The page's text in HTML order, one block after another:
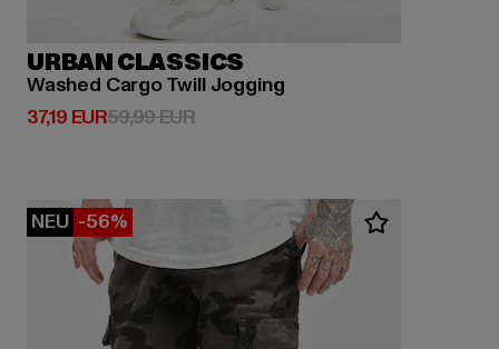
URBAN CLASSICS
Washed Cargo Twill Jogging
37,19 EUR
Derzeitiger Preis: 37,19 EUR
59,99 EURAktionspreis: 59,99 EUR
NEU -56%